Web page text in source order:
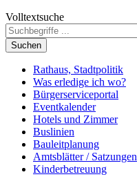
Volltextsuche
Suchen
Rathaus, Stadtpolitik
Was erledige ich wo?
Bürgerserviceportal
Eventkalender
Hotels und Zimmer
Buslinien
Bauleitplanung
Amtsblätter / Satzungen
Kinderbetreuung